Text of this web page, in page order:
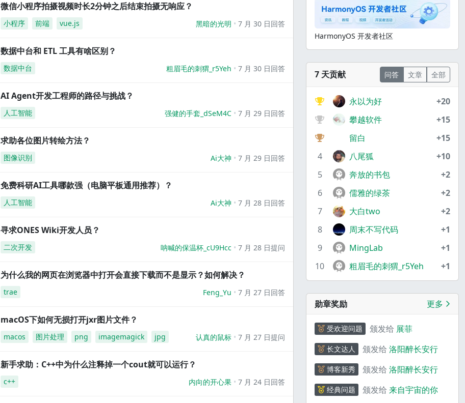
微信小程序拍摄视频时长2分钟之后结束拍摄无响应？
小程序 前端 vue.js 黑暗的光明 7 月 30 日回答
数据中台和 ETL 工具有啥区别？
数据中台 粗眉毛的刺猬_r5Yeh 7 月 30 日回答
AI Agent开发工程师的路径与挑战？
人工智能 强健的手套_dSeM4C 7 月 29 日回答
求助各位图片转绘方法？
图像识别 Ai大神 7 月 29 日回答
免费科研AI工具哪款强（电脑平板通用推荐）？
人工智能 Ai大神 7 月 28 日回答
寻求ONES Wiki开发人员？
二次开发 呐喊的保温杯_cU9Hcc 7 月 28 日提问
为什么我的网页在浏览器中打开会直接下载而不是显示？如何解决？
trae Feng_Yu 7 月 27 日回答
macOS下如何无损打开jxr图片文件？
macos 图片处理 png imagemagick jpg 认真的鼠标 7 月 27 日提问
新手求助：C++中为什么注释掉一个cout就可以运行？
c++ 内向的开心果 7 月 24 日回答
HarmonyOS 开发者社区
7 天贡献 问答 文章 全部
永以为好
+20
攀越软件
+15
留白
+15
4
八尾狐
+10
5
奔放的书包
+2
6
儒雅的绿茶
+2
7
大白two
+2
8
周末不写代码
+1
9
MingLab
+1
10
粗眉毛的刺猬_r5Yeh +1
勋章奖励 更多
受欢迎问题 颁发给 展菲
长文达人 颁发给 洛阳醉长安行
博客新秀 颁发给 洛阳醉长安行
经典问题 颁发给 来自宇宙的你